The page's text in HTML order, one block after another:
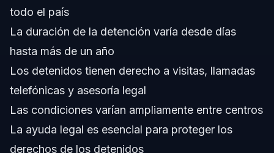
¿Cómo son los centros de detención de ICE?
¿Los detenidos pueden hacer llamadas telefónicas
Fuentes y Referencias
todo el país
La duración de la detención varía desde días
hasta más de un año
Los detenidos tienen derecho a visitas, llamadas
telefónicas y asesoría legal
Las condiciones varían ampliamente entre centros
La ayuda legal es esencial para proteger los
derechos de los detenidos